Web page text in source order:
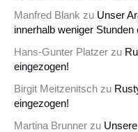
Manfred Blank zu Unser
innerhalb weniger
Hans-Gunter Platzer zu
eingezogen!
Birgit Meitzenitsch zu
eingezogen!
Martina Brunner zu